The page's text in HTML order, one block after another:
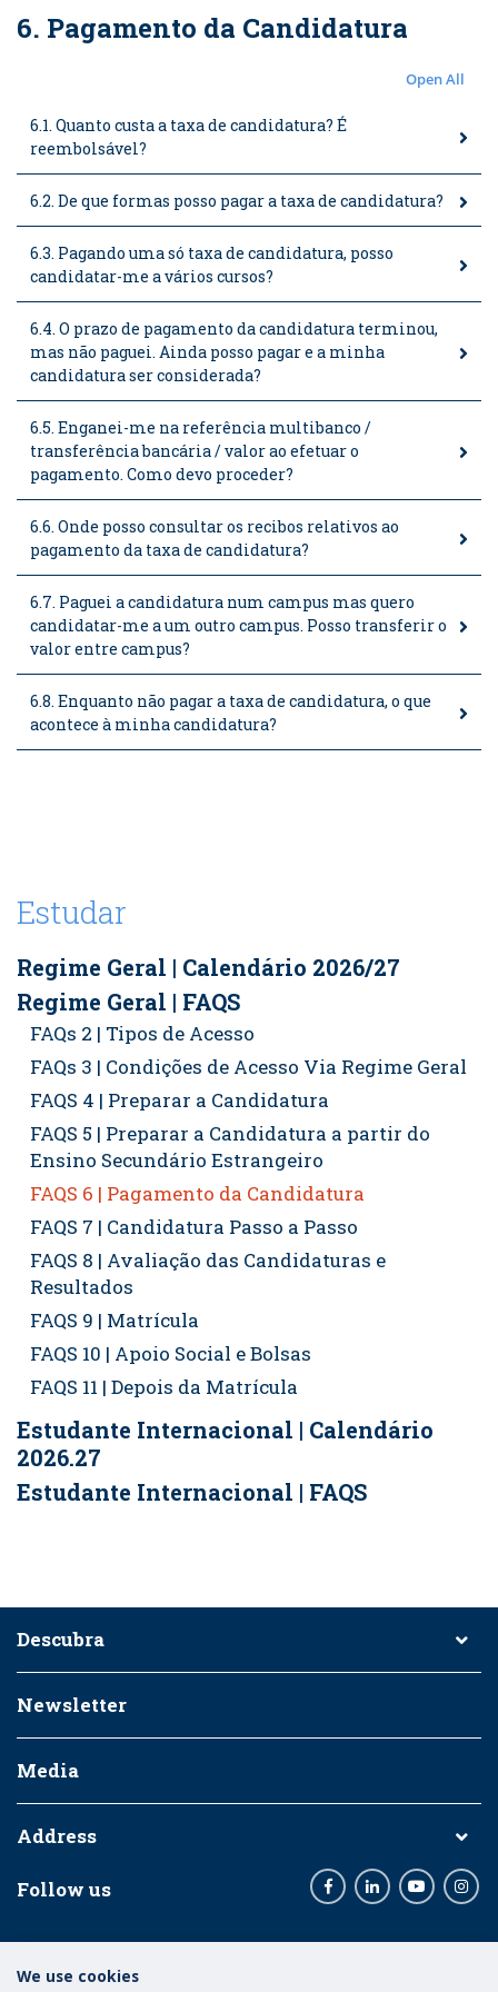
6. Pagamento da Candidatura
Open All
6.1. Quanto custa a taxa de candidatura? É
reembolsável?
6.2. De que formas posso pagar a taxa de candidatura?
6.3. Pagando uma só taxa de candidatura, posso
candidatar-me a vários cursos?
6.4. O prazo de pagamento da candidatura terminou,
mas não paguei. Ainda posso pagar e a minha
candidatura ser considerada?
6.5. Enganei-me na referência multibanco /
transferência bancária / valor ao efetuar o
pagamento. Como devo proceder?
6.6. Onde posso consultar os recibos relativos ao
pagamento da taxa de candidatura?
6.7. Paguei a candidatura num campus mas quero
candidatar-me a um outro campus. Posso transferir o
valor entre campus?
6.8. Enquanto não pagar a taxa de candidatura, o que
acontece à minha candidatura?
Estudar
Regime Geral | Calendário 2026/27
Regime Geral | FAQS
FAQs 2 | Tipos de Acesso
FAQs 3 | Condições de Acesso Via Regime Geral
FAQS 4 | Preparar a Candidatura
FAQS 5 | Preparar a Candidatura a partir do
Ensino Secundário Estrangeiro
FAQS 6 | Pagamento da Candidatura
FAQS 7 | Candidatura Passo a Passo
FAQS 8 | Avaliação das Candidaturas e
Resultados
FAQS 9 | Matrícula
FAQS 10 | Apoio Social e Bolsas
FAQS 11 | Depois da Matrícula
Estudante Internacional | Calendário
2026.27
Estudante Internacional | FAQS
Descubra
Newsletter
Media
Address
Follow us FacebookLinkedInYoutube
We use cookies